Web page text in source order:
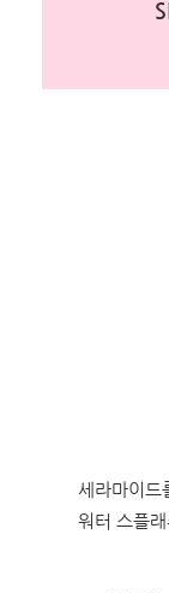
세라마이드
워터 스플